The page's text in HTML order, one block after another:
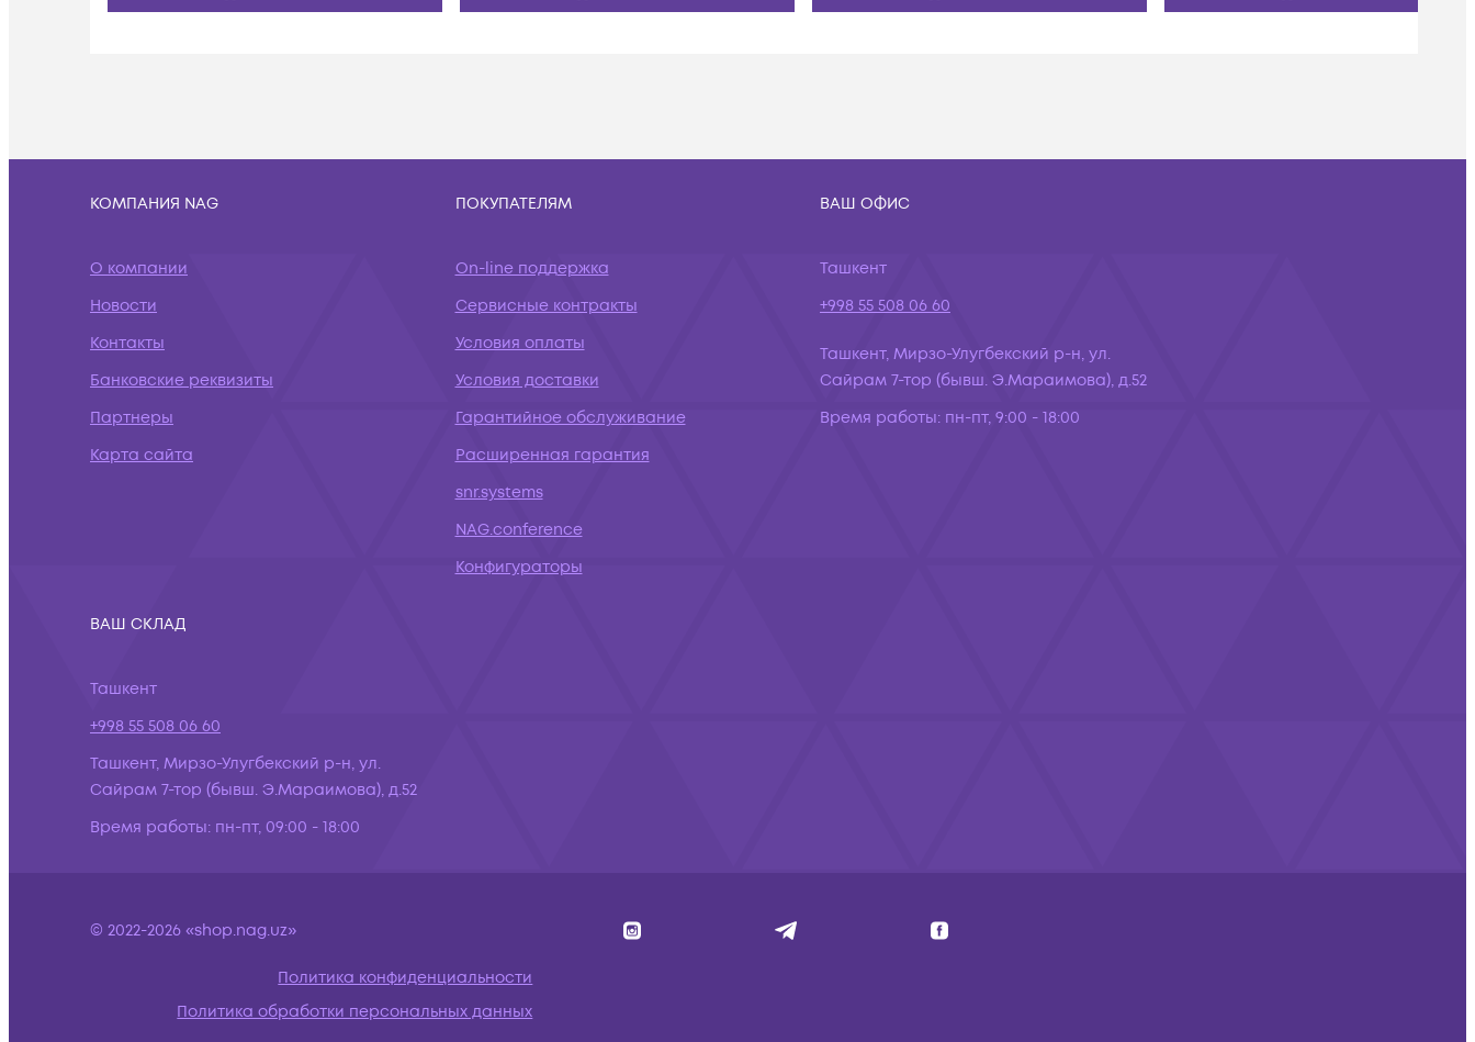
КОМПАНИЯ NAG
О компании
Новости
Контакты
Банковские реквизиты
Партнеры
Карта сайта
ПОКУПАТЕЛЯМ
On-line поддержка
Сервисные контракты
Условия оплаты
Условия доставки
Гарантийное обслуживание
Расширенная гарантия
snr.systems
NAG.conference
Конфигураторы
ВАШ ОФИС
Ташкент
+998 55 508 06 60
Ташкент, Мирзо-Улугбекский р-н, ул.
Сайрам 7-тор (бывш. Э.Мараимова), д.52
Время работы: пн-пт, 9:00 - 18:00
ВАШ СКЛАД
Ташкент
+998 55 508 06 60
Ташкент, Мирзо-Улугбекский р-н, ул.
Сайрам 7-тор (бывш. Э.Мараимова), д.52
Время работы: пн-пт, 09:00 - 18:00
© 2022-2026 «shop.nag.uz»
Политика конфиденциальности
Политика обработки персональных данных